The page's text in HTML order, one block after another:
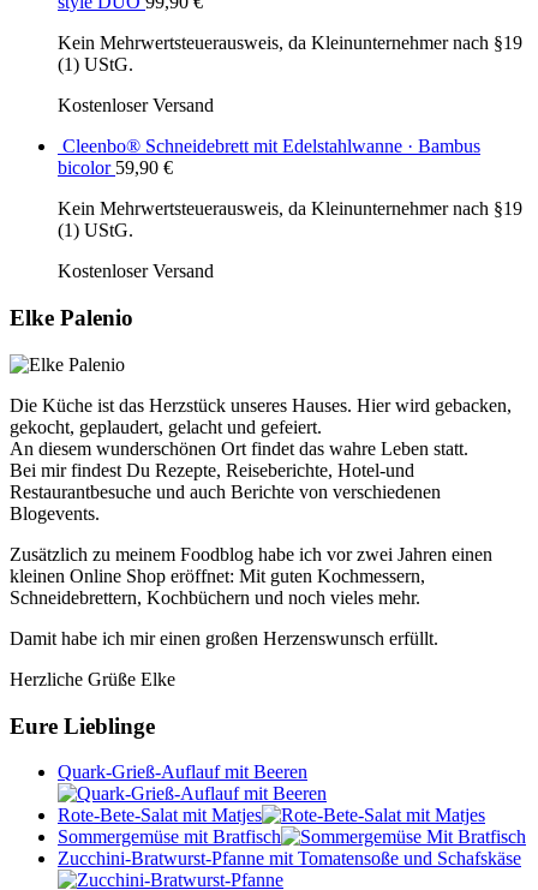
Kein Mehrwertsteuerausweis, da Kleinunternehmer nach §19
(1) UStG.
Kostenloser Versand
Cleenbo® Schneidebrett mit Edelstahlwanne · Bambus
bicolor 59,90 €
Kein Mehrwertsteuerausweis, da Kleinunternehmer nach §19
(1) UStG.
Kostenloser Versand
Elke Palenio
Die Küche ist das Herzstück unseres Hauses. Hier wird gebacken,
gekocht, geplaudert, gelacht und gefeiert.
An diesem wunderschönen Ort findet das wahre Leben statt.
Bei mir findest Du Rezepte, Reiseberichte, Hotel-und
Restaurantbesuche und auch Berichte von verschiedenen
Blogevents.
Zusätzlich zu meinem Foodblog habe ich vor zwei Jahren einen
kleinen Online Shop eröffnet: Mit guten Kochmessern,
Schneidebrettern, Kochbüchern und noch vieles mehr.
Damit habe ich mir einen großen Herzenswunsch erfüllt.
Herzliche Grüße Elke
Eure Lieblinge
Quark-Grieß-Auflauf mit Beeren
Rote-Bete-Salat mit Matjes
Sommergemüse mit Bratfisch
Zucchini-Bratwurst-Pfanne mit Tomatensoße und Schafskäse